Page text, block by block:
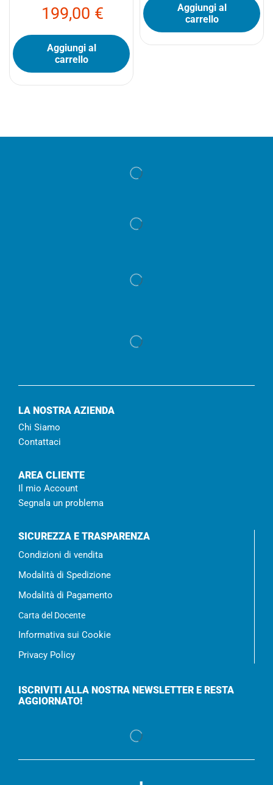
199,00 €
Aggiungi al
carrello
Aggiungi al
carrello
LA NOSTRA AZIENDA
Chi Siamo
Contattaci
AREA CLIENTE
Il mio Account
Segnala un problema
SICUREZZA E TRASPARENZA
Condizioni di vendita
Modalità di Spedizione
Modalità di Pagamento
Carta del Docente
Informativa sui Cookie
Privacy Policy
ISCRIVITI ALLA NOSTRA NEWSLETTER E RESTA
AGGIORNATO!